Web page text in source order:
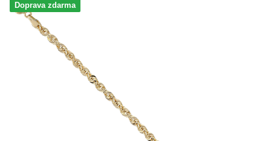
PRSTENY
NÁUŠNICE
Doprava zdarma